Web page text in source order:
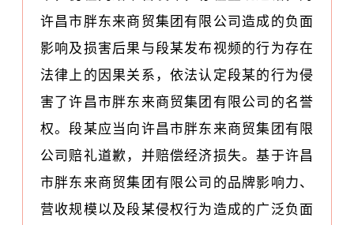
许昌市胖东来商贸集团有限公司造成的负面
影响及损害后果与段某发布视频的行为存在
法律上的因果关系，依法认定段某的行为侵
害了许昌市胖东来商贸集团有限公司的名誉
权。段某应当向许昌市胖东来商贸集团有限
公司赔礼道歉，并赔偿经济损失。基于许昌
市胖东来商贸集团有限公司的品牌影响力、
营收规模以及段某侵权行为造成的广泛负面